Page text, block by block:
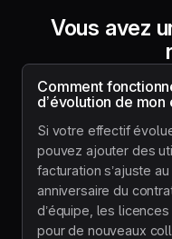
Vous avez
Comment
d’évolution de mon
Si votre effectif
pouvez ajouter des
facturation s’ajuste
anniversaire du
d’équipe, les
pour de nouveaux